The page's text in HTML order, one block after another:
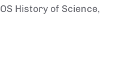
History of Science,